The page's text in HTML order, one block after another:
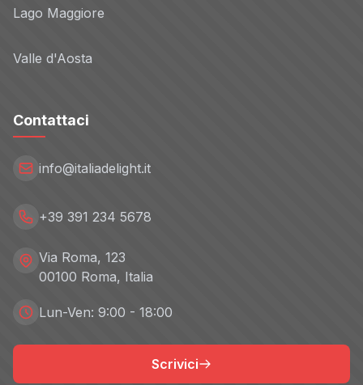
Lago Maggiore
Valle d'Aosta
Contattaci
info@italiadelight.it
+39 391 234 5678
Via Roma, 123
00100 Roma, Italia
Lun-Ven: 9:00 - 18:00
Scrivici